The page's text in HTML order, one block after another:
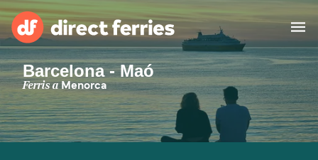
Països
Bitllets de Ferry
Barcelona - Maó
Ferris aMenorca